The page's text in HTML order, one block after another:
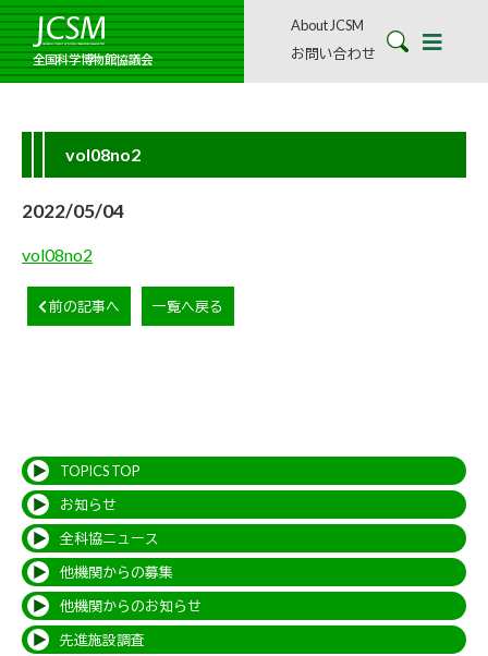
全国科学博物館協議会
About JCSM
お問い合わせ
vol08no2
2022/05/04
vol08no2
前の記事へ 一覧へ戻る
TOPICS TOP
お知らせ
全科協ニュース
他機関からの募集
他機関からのお知らせ
先進施設調査